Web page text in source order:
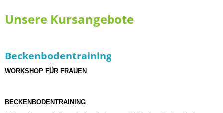
Unsere Kursangebote
Beckenbodentraining
WORKSHOP FÜR FRAUEN
BECKENBODENTRAINING